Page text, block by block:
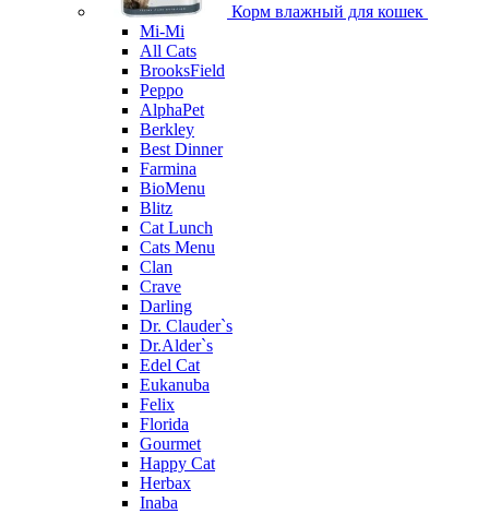
Корм влажный для кошек
Mi-Мi
All Cats
BrooksField
Peppo
AlphaPet
Berkley
Best Dinner
Farmina
BioMenu
Blitz
Cat Lunch
Cats Menu
Clan
Crave
Darling
Dr. Clauder`s
Dr.Alder`s
Edel Cat
Eukanuba
Felix
Florida
Gourmet
Happy Cat
Herbax
Inaba